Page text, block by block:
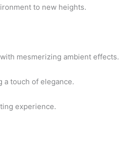
to new heights.
mesmerizing ambient effects.
touch of elegance.
experience.